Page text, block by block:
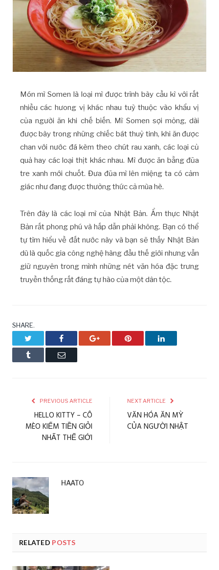
Món mì Somen là loại mì được trình bày cầu kì với rất
nhiều các hưong vị khác nhau tuỳ thuộc vào khẩu vị
của người ăn khi chế biến. Mì Somen sợi mỏng, dài
được bày trong những chiếc bát thuỷ tinh, khi ăn được
chan với nước đá kèm theo chút rau xanh, các loại củ
quả hay các loại thịt khác nhau. Mì được ăn bằng đũa
tre xanh mới chuốt. Đưa đũa mì lên miệng ta có cảm
giác như đang được thưởng thức cả mùa hè.
Trên đây là các loại mì của Nhật Bản. Ẩm thực Nhật
Bản rất phong phú và hấp dẫn phải không. Bạn có thể
tự tìm hiểu về đất nước này và bạn sẽ thấy Nhật Bản
dù là quốc gia công nghệ hàng đầu thế giới nhưng vẫn
giữ nguyên trong mình những nét văn hóa đặc trưng
truyền thống rất đáng tự hào của một dân tộc.
SHARE.
Facebook Google+ Pinterest LinkedIn
Tumblr Email
PREVIOUS ARTICLE
HELLO KITTY – CÔ
MÈO KIẾM TIỀN GIỎI
NHẤT THẾ GIỚI
NEXT ARTICLE
VĂN HÓA ĂN MỲ
CỦA NGƯỜI NHẬT
HAATO
RELATED POSTS